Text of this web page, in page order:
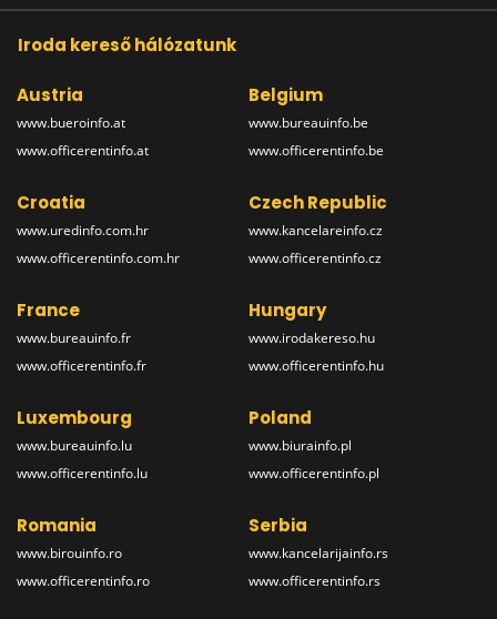
Iroda kereső hálózatunk
Austria
www.bueroinfo.at
www.officerentinfo.at
Belgium
www.bureauinfo.be
www.officerentinfo.be
Croatia
www.uredinfo.com.hr
www.officerentinfo.com.hr
Czech Republic
www.kancelareinfo.cz
www.officerentinfo.cz
France
www.bureauinfo.fr
www.officerentinfo.fr
Hungary
www.irodakereso.hu
www.officerentinfo.hu
Luxembourg
www.bureauinfo.lu
www.officerentinfo.lu
Poland
www.biurainfo.pl
www.officerentinfo.pl
Romania
www.birouinfo.ro
www.officerentinfo.ro
Serbia
www.kancelarijainfo.rs
www.officerentinfo.rs